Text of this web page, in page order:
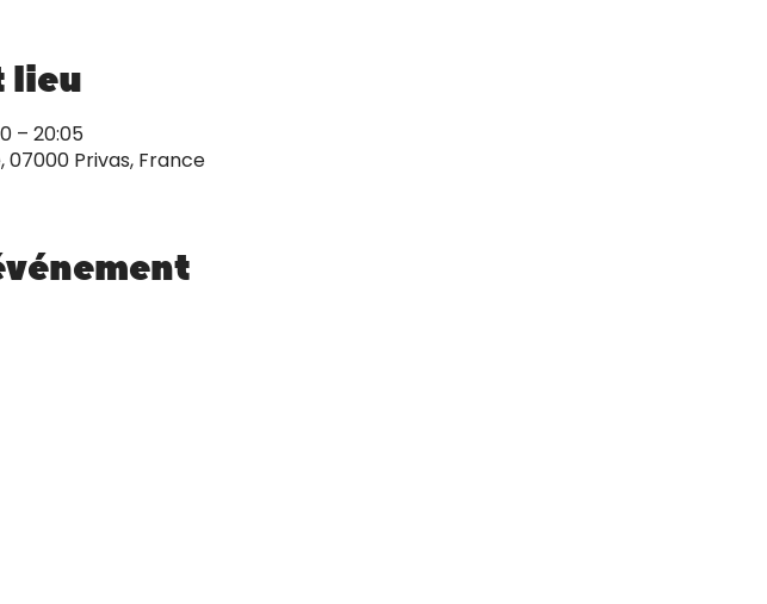
lieu
– 20:05
07000 Privas, France